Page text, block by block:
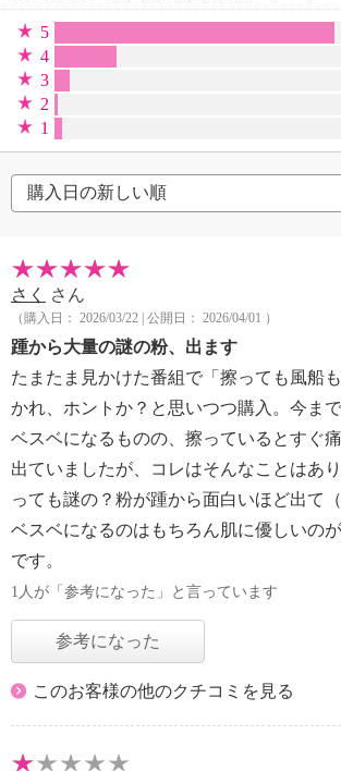
5
4
3
2
1
さく さん
（購入日： 2026/03/22 | 公開日： 2026/04/01 ）
踵から大量の謎の粉、出ます
たまたま見かけた番組で「擦っても風船
かれ、ホントか？と思いつつ購入。今ま
ベスベになるものの、擦っているとすぐ
出ていましたが、コレはそんなことはあ
っても謎の？粉が踵から面白いほど出て
ベスベになるのはもちろん肌に優しいの
です。
1人が「参考になった」と言っています
参考になった
このお客様の他のクチコミを見る